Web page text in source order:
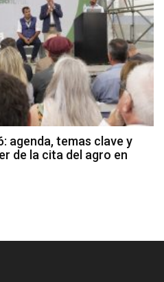
agenda, temas clave y
de la cita del agro en